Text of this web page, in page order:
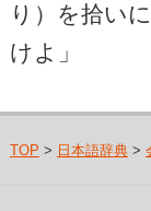
り）を拾い
けよ」
TOP > 日本語辞典>